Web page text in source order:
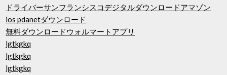
ドライバーサンフランシスコデジタルダウンロードアマゾン
ios pdanetダウンロード
無料ダウンロードウォルマートアプリ
lgtkgkq
lgtkgkq
lgtkgkq